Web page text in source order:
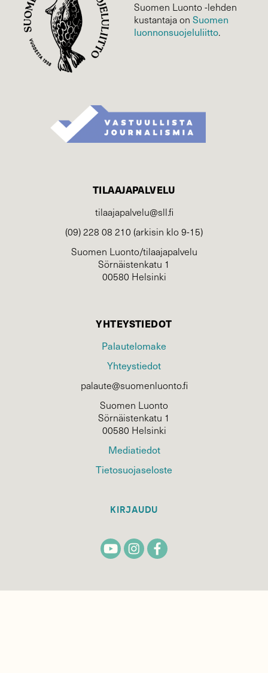
Suomen Luonto -lehden
kustantaja on Suomen
luonnonsuojelu­liitto.
TILAAJAPALVELU
tilaajapalvelu@sll.fi
(09) 228 08 210 (arkisin klo 9-15)
Suomen Luonto/tilaajapalvelu
Sörnäistenkatu 1
00580 Helsinki
YHTEYSTIEDOT
Palautelomake
Yhteystiedot
palaute@suomenluonto.fi
Suomen Luonto
Sörnäistenkatu 1
00580 Helsinki
Mediatiedot
Tietosuojaseloste
KIRJAUDU